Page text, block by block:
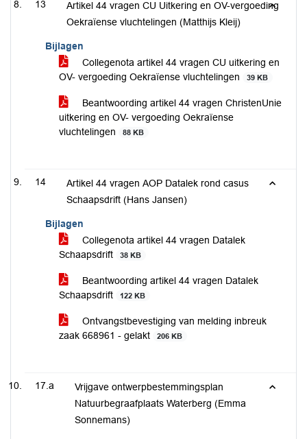
13
Artikel 44 vragen CU Uitkering en OV-vergoeding
Oekraïense vluchtelingen (Matthijs Kleij)
Bijlagen
Collegenota artikel 44 vragen CU uitkering en
OV- vergoeding Oekraïense vluchtelingen
39 KB
Beantwoording artikel 44 vragen ChristenUnie
uitkering en OV- vergoeding Oekraïense
vluchtelingen
88 KB
14
Artikel 44 vragen AOP Datalek rond casus
Schaapsdrift (Hans Jansen)
Bijlagen
Collegenota artikel 44 vragen Datalek
Schaapsdrift
38 KB
Beantwoording artikel 44 vragen Datalek
Schaapsdrift
122 KB
Ontvangstbevestiging van melding inbreuk
zaak 668961 - gelakt
206 KB
17.a
Vrijgave ontwerpbestemmingsplan
Natuurbegraafplaats Waterberg (Emma
Sonnemans)